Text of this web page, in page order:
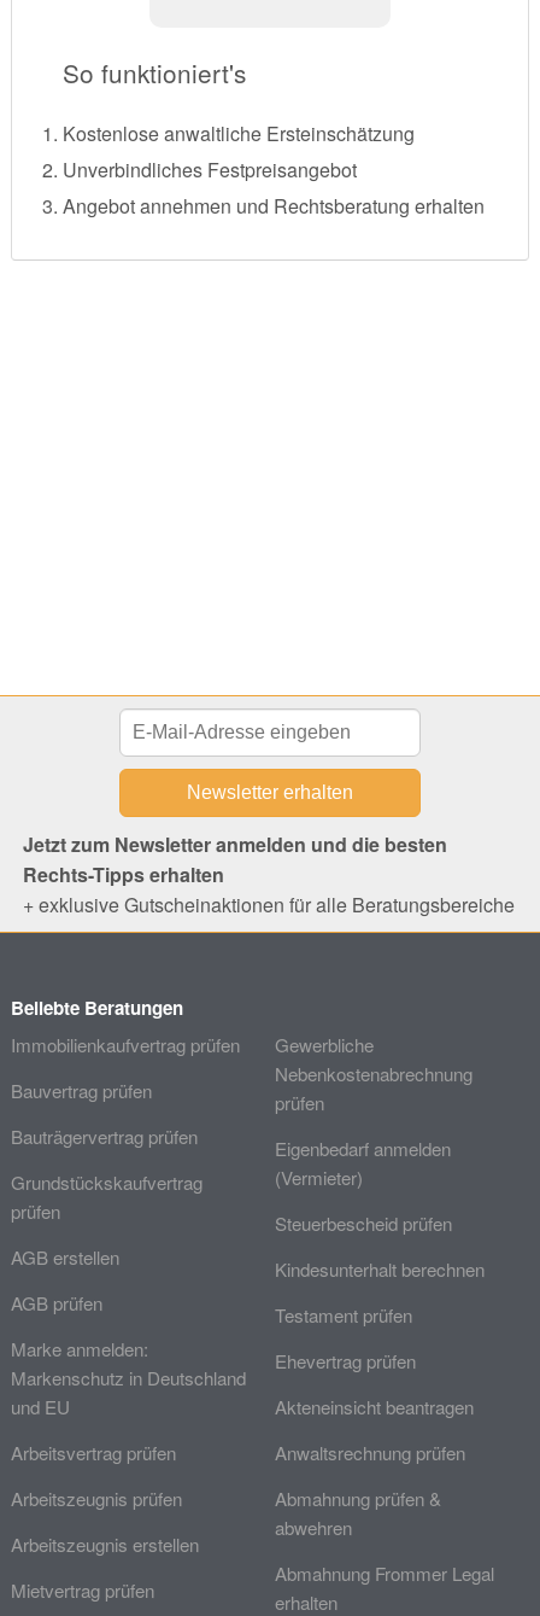
So funktioniert's
Kostenlose anwaltliche Ersteinschätzung
Unverbindliches Festpreisangebot
Angebot annehmen und Rechtsberatung erhalten
Jetzt zum Newsletter anmelden und die besten
Rechts-Tipps erhalten
+ exklusive Gutscheinaktionen für alle Beratungsbereiche
Beliebte Beratungen
Immobilienkaufvertrag prüfen
Bauvertrag prüfen
Bauträgervertrag prüfen
Grundstückskaufvertrag
prüfen
AGB erstellen
AGB prüfen
Marke anmelden:
Markenschutz in Deutschland
und EU
Arbeitsvertrag prüfen
Arbeitszeugnis prüfen
Arbeitszeugnis erstellen
Mietvertrag prüfen
Gewerbliche
Nebenkostenabrechnung
prüfen
Eigenbedarf anmelden
(Vermieter)
Steuerbescheid prüfen
Kindesunterhalt berechnen
Testament prüfen
Ehevertrag prüfen
Akteneinsicht beantragen
Anwaltsrechnung prüfen
Abmahnung prüfen &
abwehren
Abmahnung Frommer Legal
erhalten